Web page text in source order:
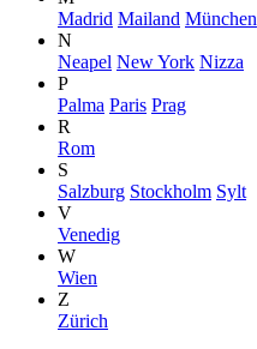
Madrid Mailand München
N
Neapel New York Nizza
P
Palma Paris Prag
R
Rom
S
Salzburg Stockholm Sylt
V
Venedig
W
Wien
Z
Zürich